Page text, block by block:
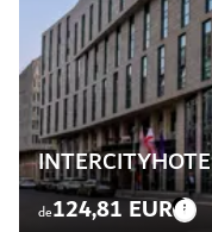
de124,81 EUR